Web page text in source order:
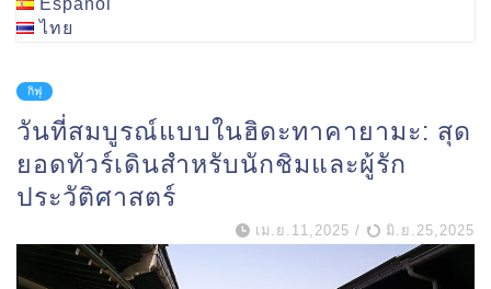
Español
ไทย
กิฟุ
วันที่สมบูรณ์แบบในฮิดะทาคายามะ: สุด
ยอดทัวร์เดินสำหรับนักชิมและผู้รัก
ประวัติศาสตร์
เม.ย.11,2025 / มิ.ย.25,2025